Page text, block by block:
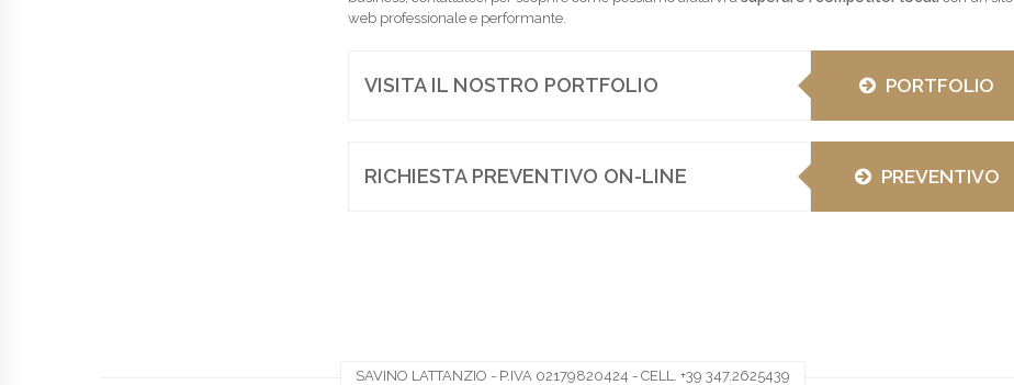
web professionale e performante.
VISITA IL NOSTRO PORTFOLIO PORTFOLIO
RICHIESTA PREVENTIVO ON-LINE PREVENTIVO
SAVINO LATTANZIO - P.IVA 02179820424 - CELL. +39 347.2625439